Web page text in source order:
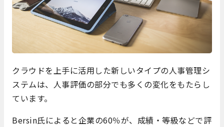
クラウドを上手に活用した新しいタイプの人事管理シ
ステムは、人事評価の部分でも多くの変化をもたらし
ています。
Bersin氏によると企業の60％が、成績・等級などで評